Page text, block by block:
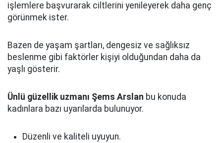
işlemlere başvurarak ciltlerini yenileyerek daha genç
görünmek ister.
Bazen de yaşam şartları, dengesiz ve sağlıksız
beslenme gibi faktörler kişiyi olduğundan daha da
yaşlı gösterir.
Ünlü güzellik uzmanı Şems Arslan bu konuda
kadınlara bazı uyarılarda bulunuyor.
Düzenli ve kaliteli uyuyun.